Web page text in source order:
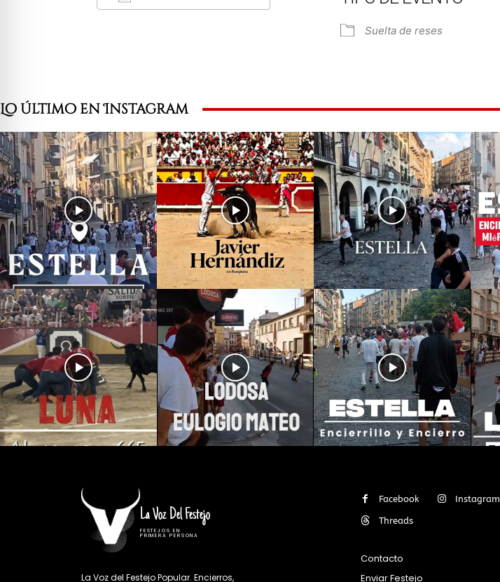
Google CalendarSuelta de reses
Lo último en Instagram
La Voz Del Festejo
FESTEJOS EN
PRIMERA PERSONA
La Voz del Festejo Popular. Encierros,
Facebook Instagram
Threads
Contacto
Enviar Festejo